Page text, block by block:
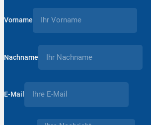
Vorname
Nachname
E-Mail